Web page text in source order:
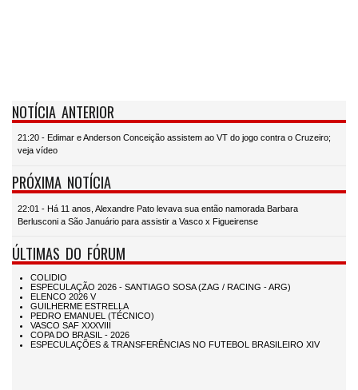
NOTÍCIA ANTERIOR
21:20 - Edimar e Anderson Conceição assistem ao VT do jogo contra o Cruzeiro;
veja vídeo
PRÓXIMA NOTÍCIA
22:01 - Há 11 anos, Alexandre Pato levava sua então namorada Barbara
Berlusconi a São Januário para assistir a Vasco x Figueirense
ÚLTIMAS DO FÓRUM